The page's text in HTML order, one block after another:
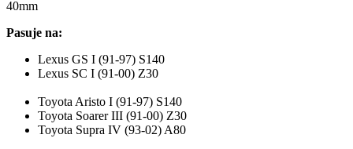
40mm
Pasuje na:
Lexus GS I (91-97) S140
Lexus SC I (91-00) Z30
Toyota Aristo I (91-97) S140
Toyota Soarer III (91-00) Z30
Toyota Supra IV (93-02) A80